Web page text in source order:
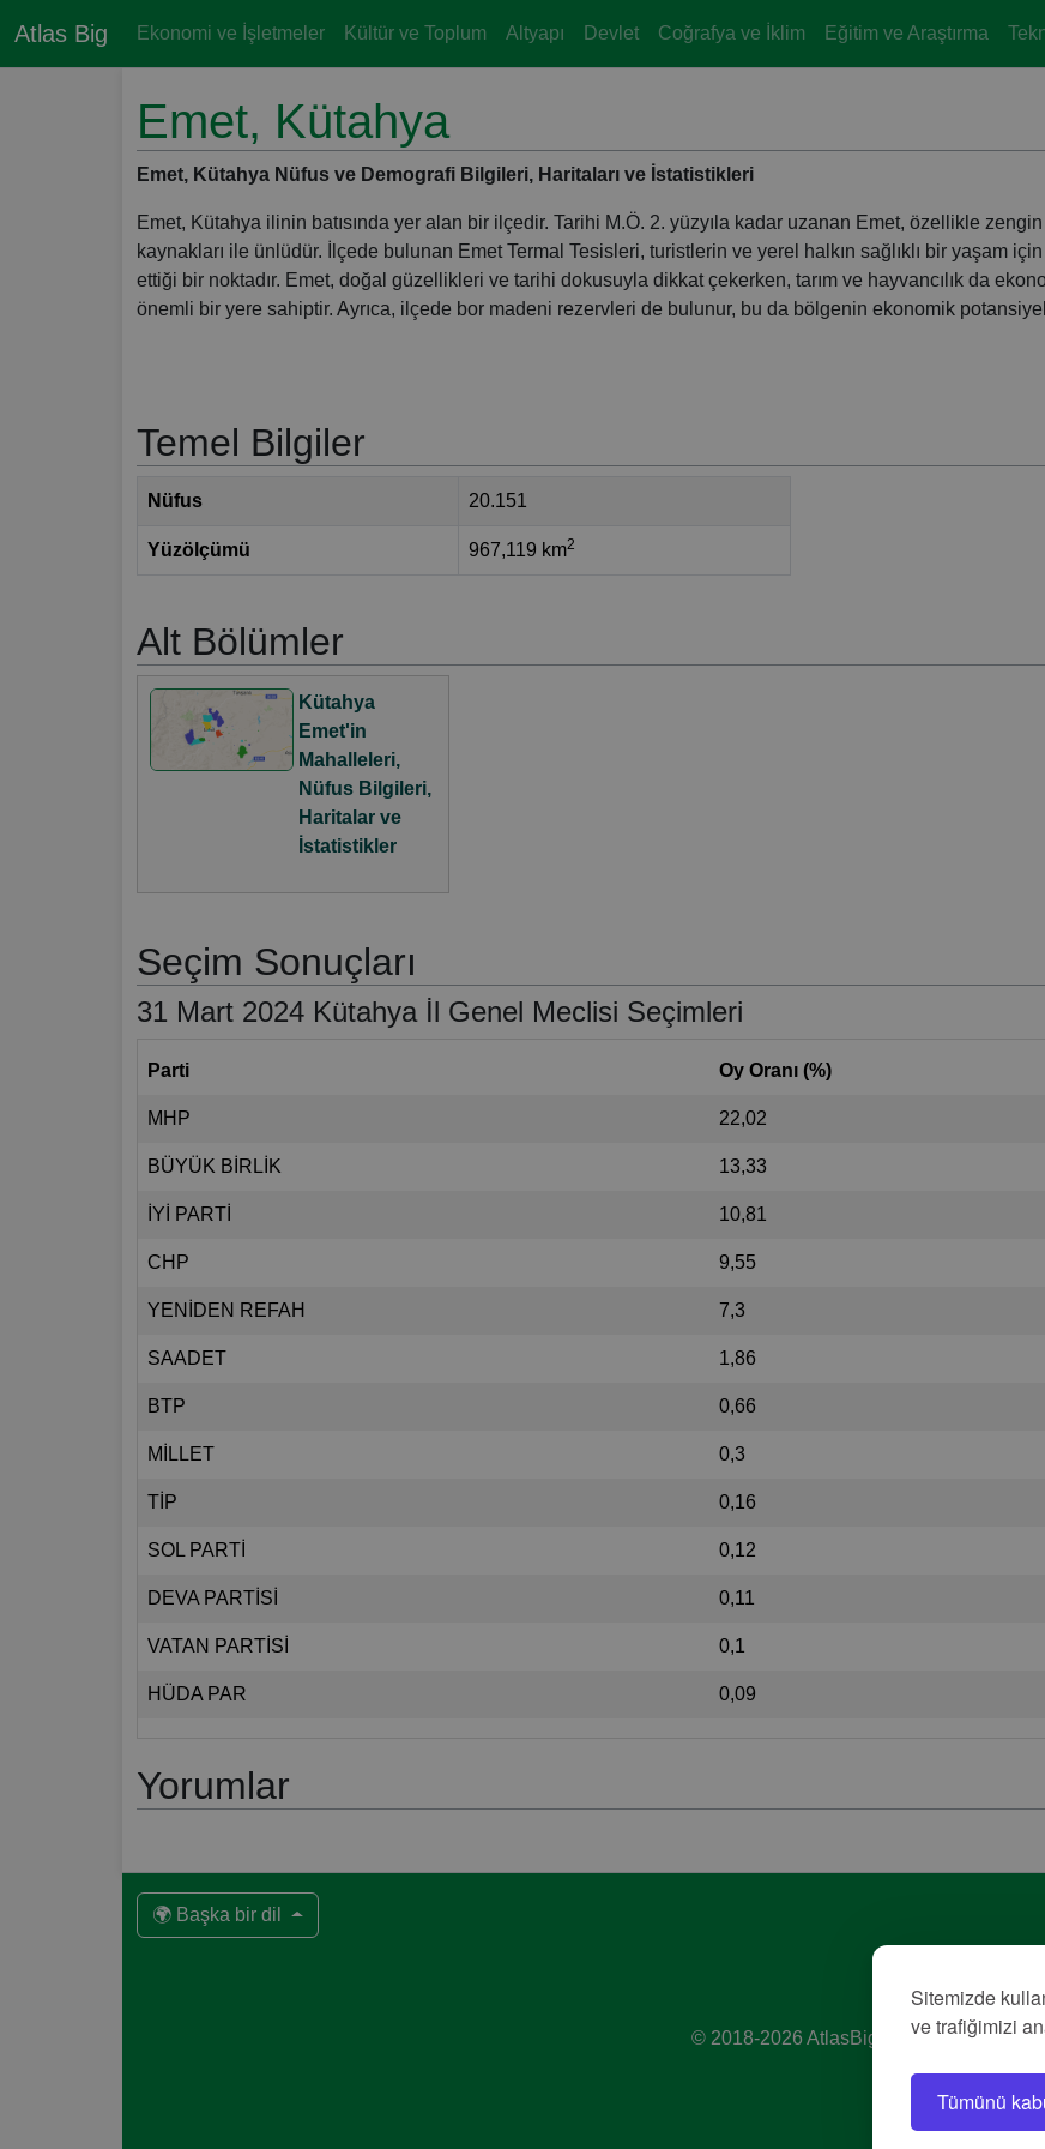
Sitemizde
ve trafiğimizi
Tümünü
Atlas Big Ekonomi ve İşletmeler Kültür ve Toplum Altyapı Devlet Coğrafya ve İklim Eğitim ve Araştırma
Emet, Kütahya
Emet, Kütahya Nüfus ve Demografi Bilgileri, Haritaları ve İstatistikleri
Emet, Kütahya ilinin batısında yer alan bir ilçedir. Tarihi M.Ö. 2. yüzyıla kadar uzanan Emet, özellikle zengin
kaynakları ile ünlüdür. İlçede bulunan Emet Termal Tesisleri, turistlerin ve yerel halkın sağlıklı bir yaşam
ettiği bir noktadır. Emet, doğal güzellikleri ve tarihi dokusuyla dikkat çekerken, tarım ve hayvancılık da
önemli bir yere sahiptir. Ayrıca, ilçede bor madeni rezervleri de bulunur, bu da bölgenin ekonomik
Temel Bilgiler
Nüfus 20.151
Yüzölçümü 967,119 km2
Alt Bölümler
Kütahya
Emet'in
Mahalleleri,
Nüfus Bilgileri,
Haritalar ve
İstatistikler
Seçim Sonuçları
31 Mart 2024 Kütahya İl Genel Meclisi Seçimleri
Parti Oy Oranı (%)
MHP 22,02
BÜYÜK BİRLİK 13,33
İYİ PARTİ 10,81
CHP 9,55
YENİDEN REFAH 7,3
SAADET 1,86
BTP 0,66
MİLLET 0,3
TİP 0,16
SOL PARTİ 0,12
DEVA PARTİSİ 0,11
VATAN PARTİSİ 0,1
HÜDA PAR 0,09
Yorumlar
🌍 Başka bir dil
© 2018-2026 AtlasBig.com